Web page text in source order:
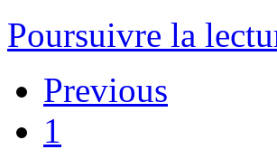
Poursuivre la
Previous
1